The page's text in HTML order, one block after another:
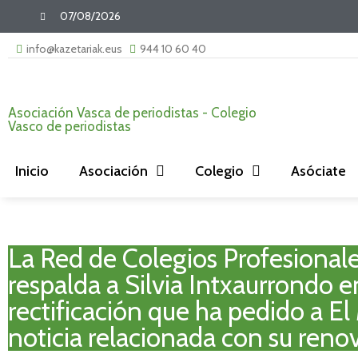
07/08/2026
info@kazetariak.eus 944 10 60 40
Asociación Vasca de periodistas - Colegio
Vasco de periodistas
Inicio Asociación Colegio Asóciate
La Red de Colegios
respalda a Silvia Intxaurrondo
rectificación que ha pedido a
noticia relacionada con su